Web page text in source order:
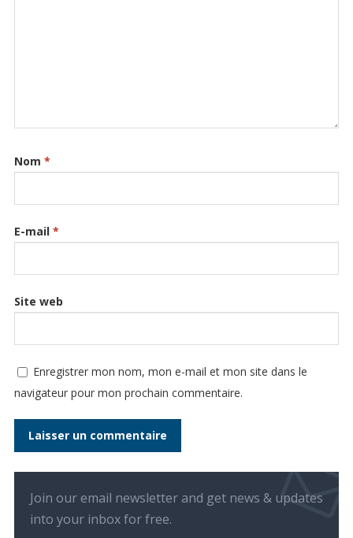
Nom *
E-mail *
Site web
Enregistrer mon nom, mon e-mail et mon site dans le
navigateur pour mon prochain commentaire.
Join our email newsletter and get news & updates
into your inbox for free.